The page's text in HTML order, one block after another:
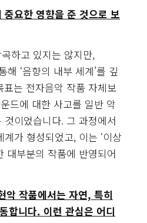
요한 영향을 준 것으로 보
하고 있지는 않지만,
‘음향의 내부 세계’를 깊
는 전자음악 작품 자체보
드에 대한 사고를 일반 악
이었습니다. 그 과정에서
가 형성되었고, 이는 ‘이상
대부분의 작품에 반영되어
악 작품에서는 자연, 특히
합니다. 이런 관심은 어디